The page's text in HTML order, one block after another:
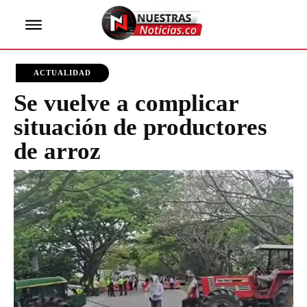
ACTUALIDAD
Se vuelve a complicar
situación de productores
de arroz